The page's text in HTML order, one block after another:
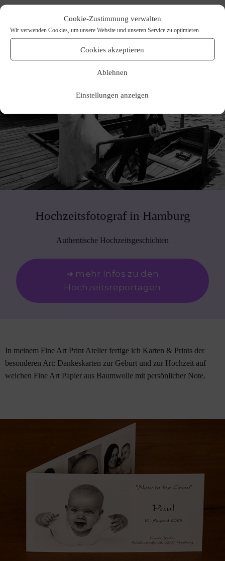
Cookie-Zustimmung verwalten
Wir verwenden Cookies, um unsere Website und unseren Service zu optimieren.
Cookies akzeptieren
Ablehnen
Einstellungen anzeigen
Hochzeitsfotograf in Hamburg
Authentische Hochzeitsgeschichten
➜ mehr Infos zu den
Hochzeitsreportagen
In meinem Fine Art Print Atelier fertige ich Karten & Prints der
besonderen Art: Dankeskarten zur Geburt und zur Hochzeit auf
weichen Fine Art Papier aus Baumwolle mit persönlicher Note.